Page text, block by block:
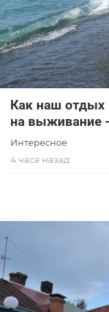
Как наш отдых
на выживание
Интересное
4 часа назад